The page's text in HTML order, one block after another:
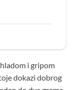
i gripom
dokazi dobrog